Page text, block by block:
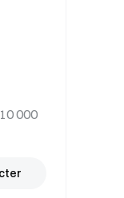
000